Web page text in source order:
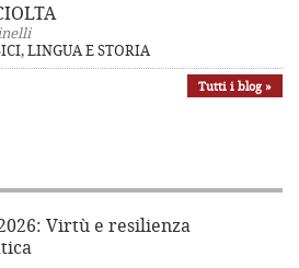
LINGUA E STORIA
Tutti i blog »
Virtù e resilienza